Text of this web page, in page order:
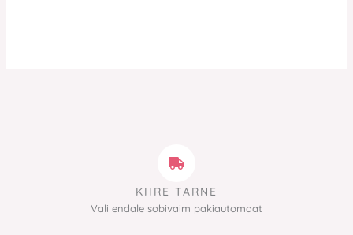
KIIRE TARNE
Vali endale sobivaim pakiautomaat